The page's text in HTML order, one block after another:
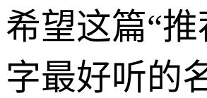
希望这篇“
字最好听的